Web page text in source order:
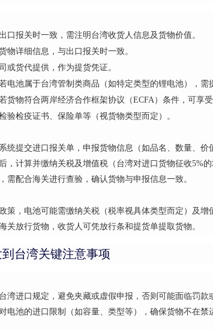
出口报关时一致，需注明台湾收货人信息及货物价值。
物详细信息，与出口报关时一致。
或货代提供，作为提货凭证。
若电池属于台湾管制类商品（如特定类型的锂电池），需
若货物符合两岸经济合作框架协议（ECFA）条件，可享受
检验检疫证书、保险单等（视货物类型而定）。
统提交进口报关单，申报货物信息（如品名、数量、价
，计算并缴纳关税及增值税（台湾对进口货物征收5%的
需配合海关进行查验，确认货物与申报信息一致。
策，电池可能需缴纳关税（税率视具体类型而定）及增
关放行货物，收货人可凭放行条和提货单提取货物。
台湾关键注意事项
湾进口规定，避免夹藏或虚假申报，否则可能面临罚款
电池的进口限制（如容量、类型等），确保货物不在禁